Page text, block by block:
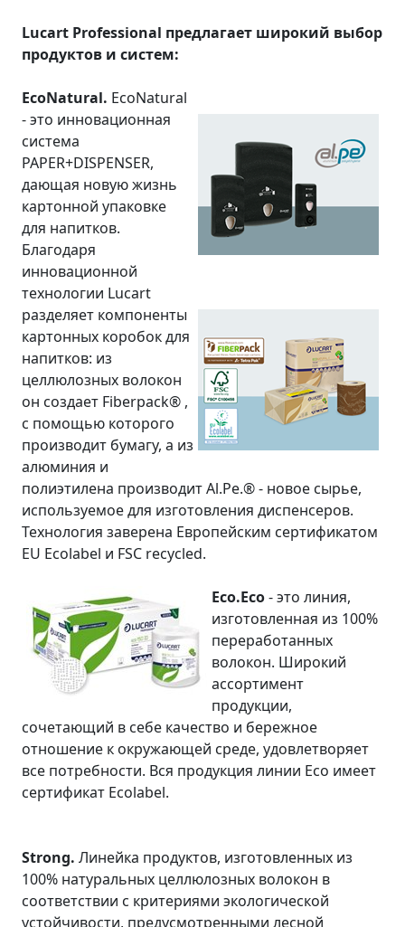
Lucart Professional предлагает широкий выбор
продуктов и систем:
EcoNatural. EcoNatural
- это инновационная
система
PAPER+DISPENSER,
дающая новую жизнь
картонной упаковке
для напитков.
Благодаря
инновационной
технологии Lucart
разделяет компоненты
картонных коробок для
напитков: из
целлюлозных волокон
он создает Fiberpack® ,
с помощью которого
производит бумагу, а из
алюминия и
полиэтилена производит Al.Pe.® - новое сырье,
используемое для изготовления диспенсеров.
Технология заверена Европейским сертификатом
EU Ecolabel и FSC recycled.
Eco.Eco- это линия,
изготовленная из 100%
переработанных
волокон. Широкий
ассортимент
продукции,
сочетающий в себе качество и бережное
отношение к окружающей среде, удовлетворяет
все потребности. Вся продукция линии Eco имеет
сертификат Ecolabel.
Strong. Линейка продуктов, изготовленных из
100% натуральных целлюлозных волокон в
соответствии с критериями экологической
устойчивости, предусмотренными лесной